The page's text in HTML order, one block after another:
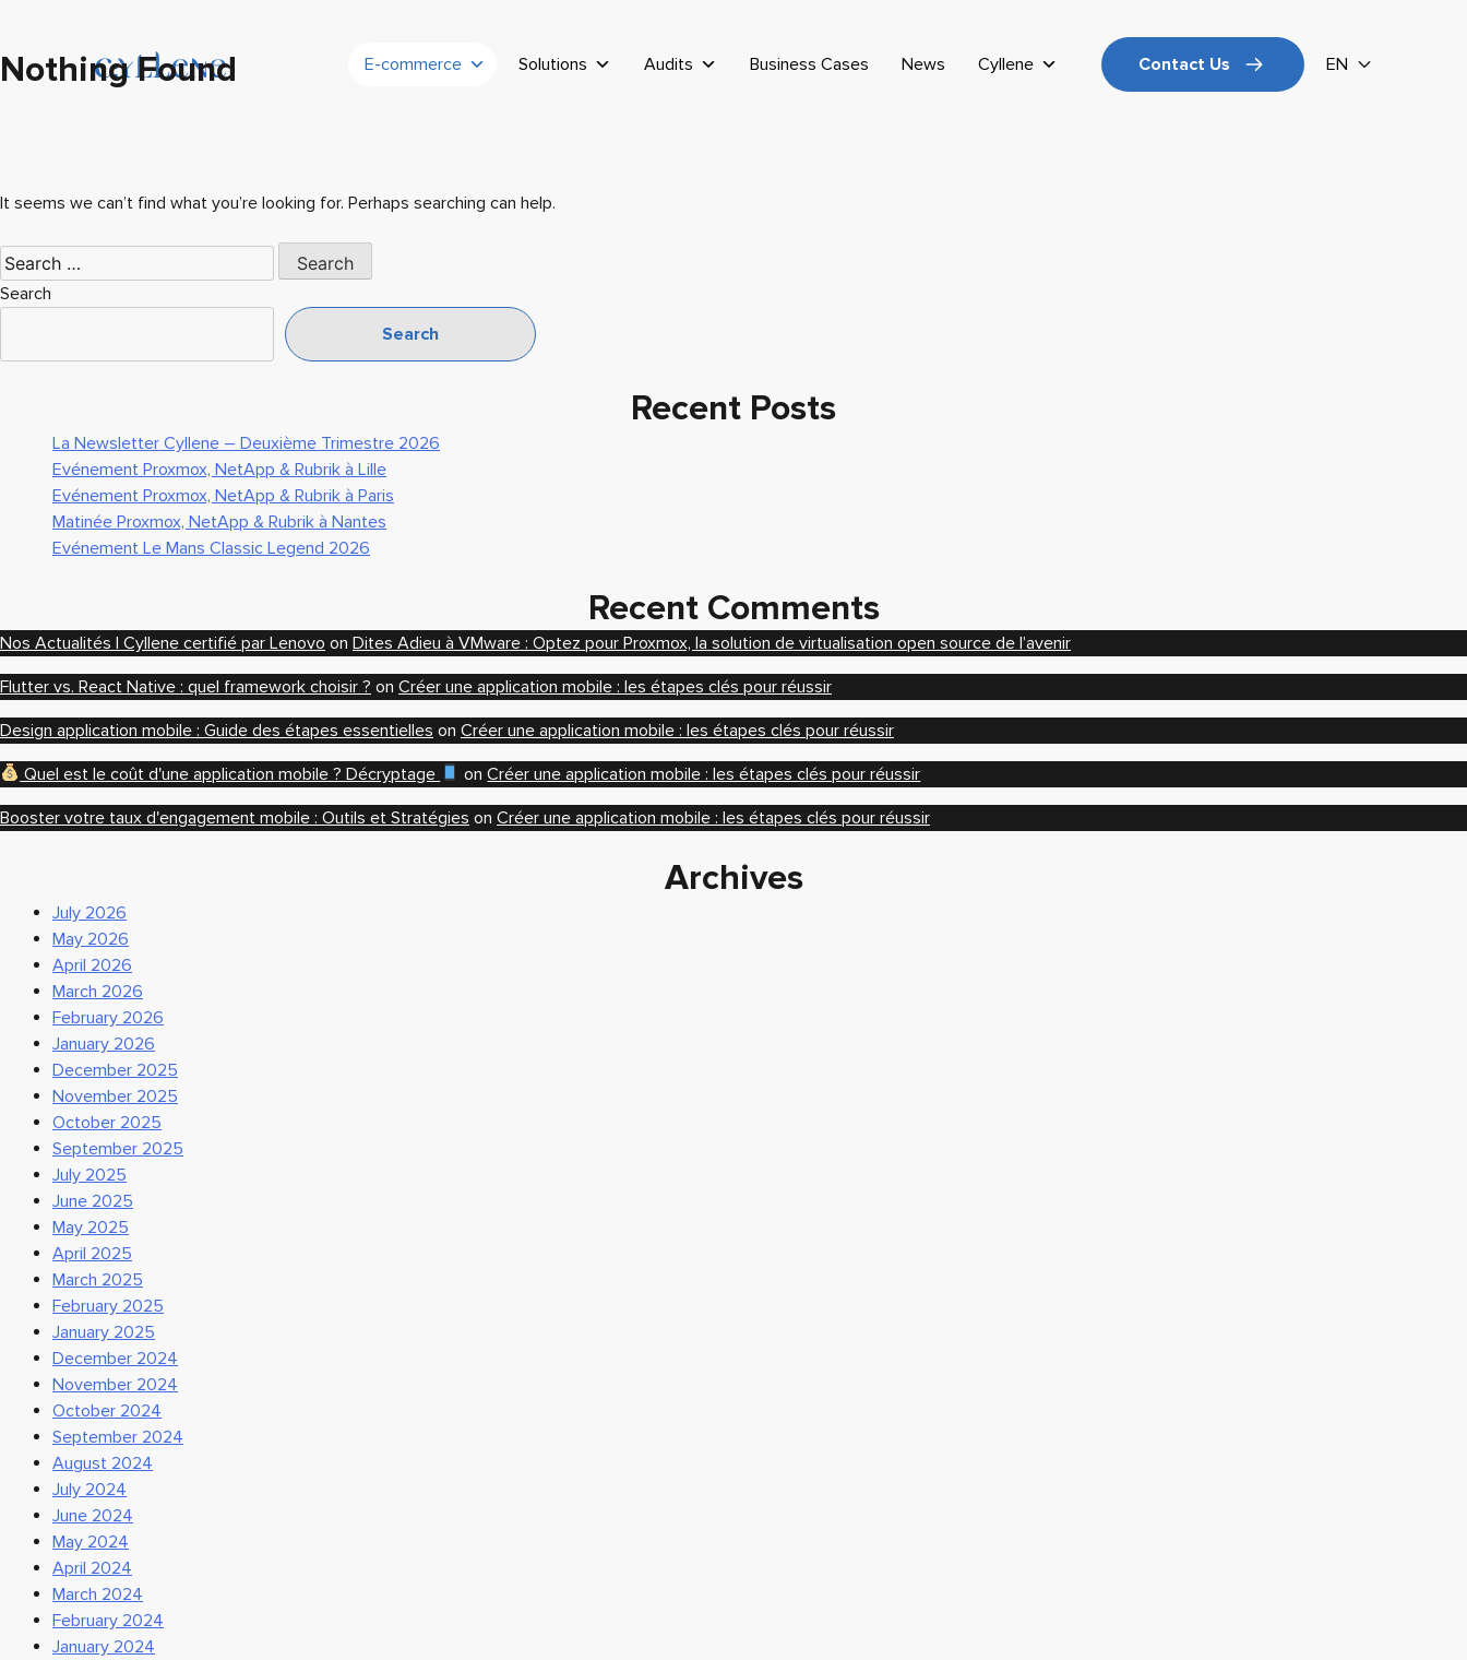
E-commerce Solutions Audits Business Cases News Cyllene Contact Us EN
Nothing Found
It seems we can’t find what you’re looking for. Perhaps searching can help.
Search
for:
Search
Search
Recent Posts
La Newsletter Cyllene – Deuxième Trimestre 2026
Evénement Proxmox, NetApp & Rubrik à Lille
Evénement Proxmox, NetApp & Rubrik à Paris
Matinée Proxmox, NetApp & Rubrik à Nantes
Evénement Le Mans Classic Legend 2026
Recent Comments
Nos Actualités | Cyllene certifié par Lenovo on Dites Adieu à VMware : Optez pour Proxmox, la solution de virtualisation open source de l’avenir
Flutter vs. React Native : quel framework choisir ? on Créer une application mobile : les étapes clés pour réussir
Design application mobile : Guide des étapes essentielles on Créer une application mobile : les étapes clés pour réussir
Quel est le coût d'une application mobile ? Décryptage
onCréer une application mobile : les étapes clés pour réussir
Booster votre taux d'engagement mobile : Outils et Stratégies on Créer une application mobile : les étapes clés pour réussir
Archives
July 2026
May 2026
April 2026
March 2026
February 2026
January 2026
December 2025
November 2025
October 2025
September 2025
July 2025
June 2025
May 2025
April 2025
March 2025
February 2025
January 2025
December 2024
November 2024
October 2024
September 2024
August 2024
July 2024
June 2024
May 2024
April 2024
March 2024
February 2024
January 2024